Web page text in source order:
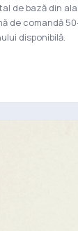
de bază din
de comandă
disponibilă.